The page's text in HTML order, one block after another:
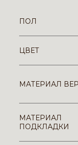
ПОЛ
ЦВЕТ
МАТЕРИАЛ
МАТЕРИАЛ
ПОДКЛАДКИ